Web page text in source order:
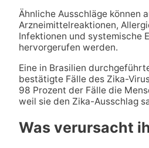
Ähnliche Ausschläge können
Arzneimittelreaktionen,
Infektionen und systemische
hervorgerufen werden.
Eine in Brasilien
bestätigte Fälle des Zika-
98 Prozent der Fälle die
weil sie den Zika-Ausschlag
Was verursacht